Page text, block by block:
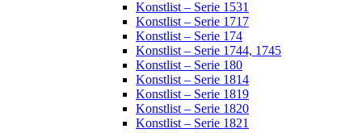
Konstlist – Serie 1531
Konstlist – Serie 1717
Konstlist – Serie 174
Konstlist – Serie 1744, 1745
Konstlist – Serie 180
Konstlist – Serie 1814
Konstlist – Serie 1819
Konstlist – Serie 1820
Konstlist – Serie 1821